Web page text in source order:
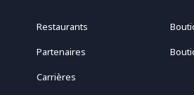
Restaurants
Partenaires
Carrières